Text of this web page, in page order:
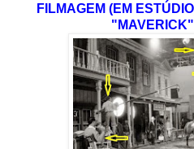
FILMAGEM (EM